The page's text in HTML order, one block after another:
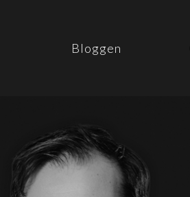
Bloggen